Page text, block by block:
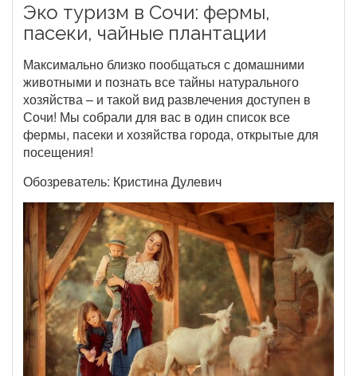
Эко туризм в Сочи: фермы,
пасеки, чайные плантации
Максимально близко пообщаться с домашними
животными и познать все тайны натурального
хозяйства – и такой вид развлечения доступен в
Сочи! Мы собрали для вас в один список все
фермы, пасеки и хозяйства города, открытые для
посещения!
Обозреватель: Кристина Дулевич